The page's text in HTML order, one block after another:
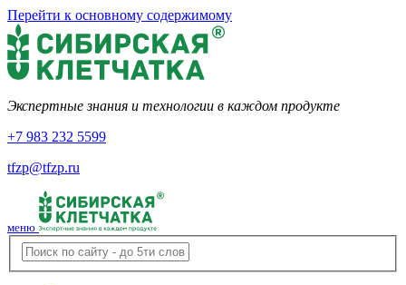
Перейти к основному содержимому
Экспертные знания и технологии в каждом продукте
+7 983 232 5599
tfzp@tfzp.ru
меню